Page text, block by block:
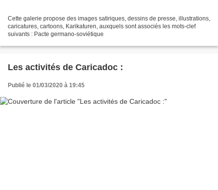
Cette galerie propose des images satiriques, dessins de presse, illustrations,
caricatures, cartoons, Karikaturen, auxquels sont associés les mots-clef
suivants : Pacte germano-soviétique
Les activités de Caricadoc :
Publié le 01/03/2020 à 19:45